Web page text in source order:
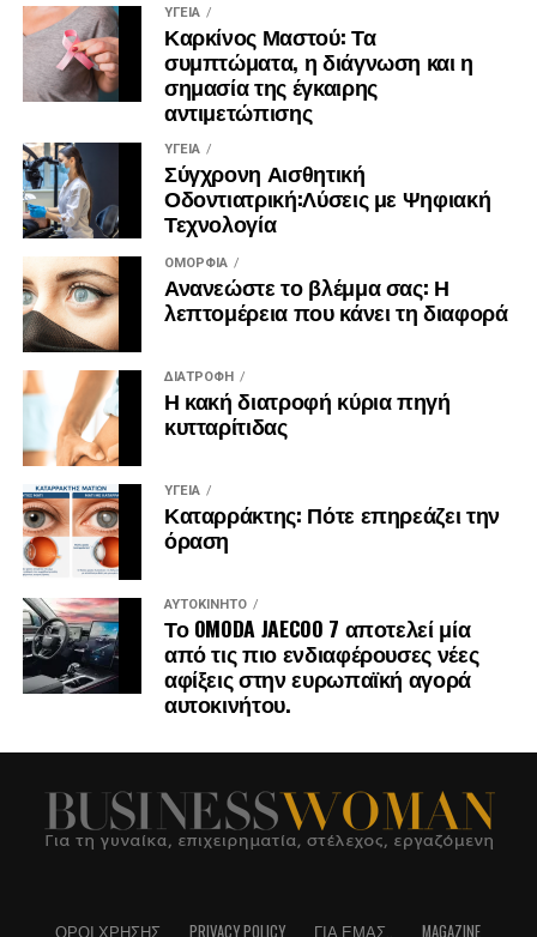
ΥΓΕΊΑ
Καρκίνος Μαστού: Τα
συμπτώματα, η διάγνωση και η
σημασία της έγκαιρης
αντιμετώπισης
ΥΓΕΊΑ
Σύγχρονη Αισθητική
Οδοντιατρική:Λύσεις με Ψηφιακή
Τεχνολογία
ΟΜΟΡΦΙΆ
Ανανεώστε το βλέμμα σας: Η
λεπτομέρεια που κάνει τη διαφορά
ΔΙΑΤΡΟΦΉ
Η κακή διατροφή κύρια πηγή
κυτταρίτιδας
ΥΓΕΊΑ
Καταρράκτης: Πότε επηρεάζει την
όραση
ΑΥΤΟΚΊΝΗΤΟ
Το OMODA JAECOO 7 αποτελεί μία
από τις πιο ενδιαφέρουσες νέες
αφίξεις στην ευρωπαϊκή αγορά
αυτοκινήτου.
ΌΡΟΙ ΧΡΉΣΗΣ PRIVACY POLICY ΓΙΑ ΕΜΆΣ.. MAGAZINE